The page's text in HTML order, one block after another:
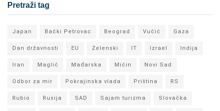
Pretraži tag
Japan Bački Petrovac Beograd Vučić Gaza
Dan državnosti EU Zelenski IT Izrael Indija
Iran Maglić Mađarska Mićin Novi Sad
Odbor za mir Pokrajinska vlada Priština RS
Rubio Rusija SAD Sajam turizma Slovačka